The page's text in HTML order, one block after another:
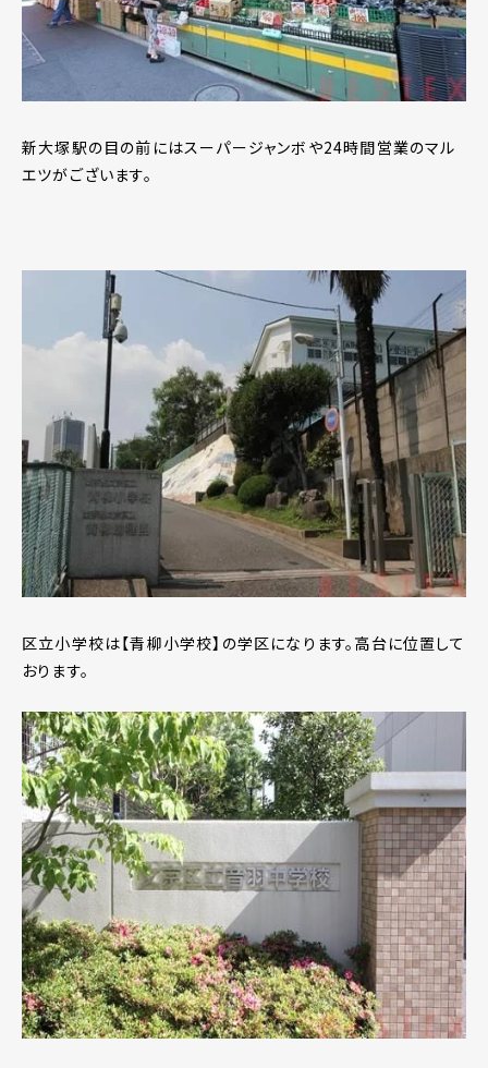
新大塚駅の目の前にはスーパージャンボや24時間営業のマル
エツがございます。
区立小学校は【青柳小学校】の学区になります。高台に位置して
おります。